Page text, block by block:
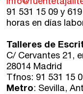
91 531 15 09 y
horas en días
Talleres de
C/ Cervantes 21,
28014 Madrid
Tfnos: 91 531 15
Metro: Sevilla,